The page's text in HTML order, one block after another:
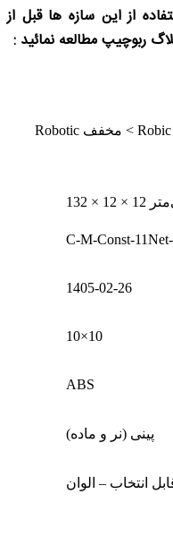
از این سازه ها قبل از
ربوچیپ مطالعه نمائید :
Net > شبکه ای ، مشبک – Robic > مخفف Robotic
C-M-Const-
1405-02-26
10×10
ABS
پینی (نر و ماده)
انتخاب – الوان